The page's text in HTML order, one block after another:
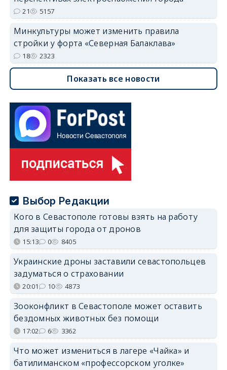
21 5157
Минкультуры может изменить правила
стройки у форта «Северная Балаклава»
18 2323
Показать все новости
Выбор Редакции
Кого в Севастополе готовы взять на работу
для защиты города от дронов
15:13 0 8405
Украинские дроны заставили севастопольцев
задуматься о страховании
20:01 10 4873
Зооконфликт в Севастополе может оставить
бездомных животных без помощи
17:02 6 3362
Что может измениться в лагере «Чайка» и
батилиманском «профессорском уголке»